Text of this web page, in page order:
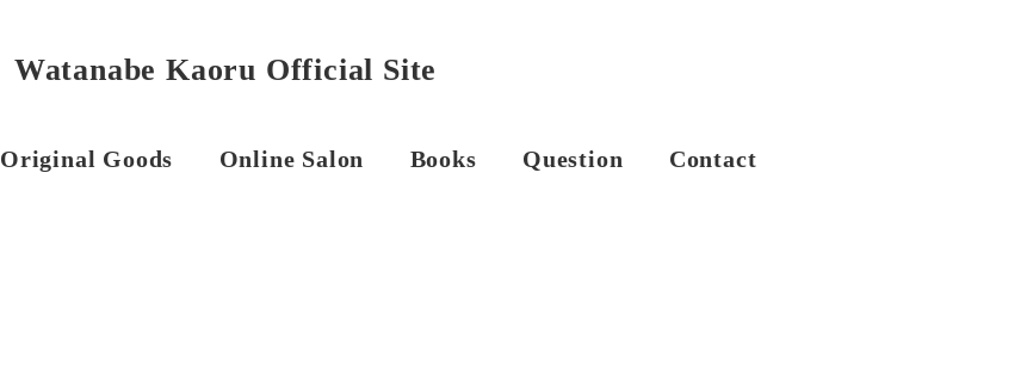
Watanabe Kaoru Official Site
Original Goods Online Salon Books Question Contact